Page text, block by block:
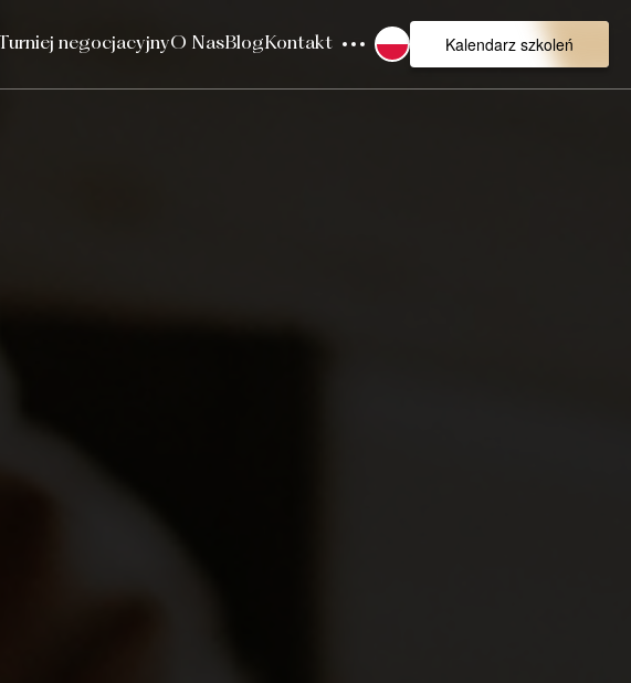
Turniej negocjacyjnyO NasBlogKontakt Kalendarz szkoleń